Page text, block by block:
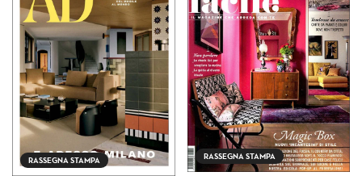
RASSEGNA STAMPA RASSEGNA STAMPA